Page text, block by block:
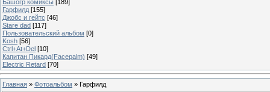
Башогр комиксы [189]
Гарфилд [155]
Джобс и гейтс [46]
Stare dad [117]
Пользовательский альбом [0]
Kosh [56]
Ctrl+At+Del [10]
Капитан Пикард(Facepalm) [49]
Electric Retard [70]
Главная » Фотоальбом » Гарфилд